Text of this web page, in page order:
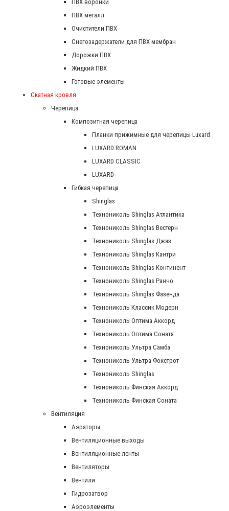
ПВХ воронки
ПВХ металл
Очистители ПВХ
Снегозадержатели для ПВХ мембран
Дорожки ПВХ
Жидкий ПВХ
Готовые элементы
Скатная кровля
Черепица
Композитная черепица
Планки прижимные для черепицы Luxard
LUXARD ROMAN
LUXARD CLASSIC
LUXARD
Гибкая черепица
Shinglas
Технониколь Shinglas Атлантика
Технониколь Shinglas Вестерн
Технониколь Shinglas Джаз
Технониколь Shinglas Кантри
Технониколь Shinglas Континент
Технониколь Shinglas Ранчо
Технониколь Shinglas Фазенда
Технониколь Классик Модерн
Технониколь Оптима Аккорд
Технониколь Оптима Соната
Технониколь Ультра Самба
Технониколь Ультра Фокстрот
Технониколь Shinglas
Технониколь Финская Аккорд
Технониколь Финская Соната
Вентиляция
Аэраторы
Вентиляционные выходы
Вентиляционные ленты
Вентиляторы
Вентили
Гидрозатвор
Аэроэлементы